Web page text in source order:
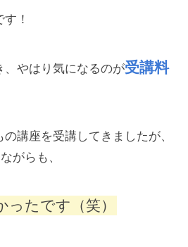
！
、やはり気になるのが受講料
講座を受講してきましたが、
がらも、
たです（笑）